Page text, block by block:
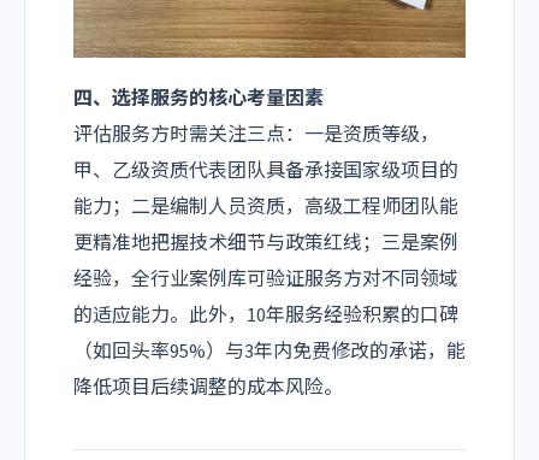
四、选择服务的核心考量因素
评估服务方时需关注三点：一是资质等级，
甲、乙级资质代表团队具备承接国家级项目的
能力；二是编制人员资质，高级工程师团队能
更精准地把握技术细节与政策红线；三是案例
经验，全行业案例库可验证服务方对不同领域
的适应能力。此外，10年服务经验积累的口碑
（如回头率95%）与3年内免费修改的承诺，能
降低项目后续调整的成本风险。